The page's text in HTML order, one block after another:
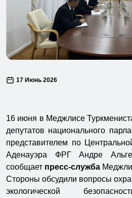
17 Июнь 2026
16 июня в Меджлисе
депутатов национального
представителем по
Аденауэра ФРГ Андре
сообщает пресс-служба
Стороны обсудили вопросы
экологической